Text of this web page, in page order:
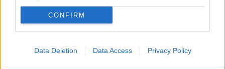
CONFIRM
Data Deletion Data Access Privacy Policy
Redmi S2, è disponibile per la vendita presso il Mi Store autorizzato
di Milano a partire dal 12 giugno. In un secondo momento,